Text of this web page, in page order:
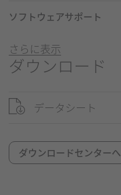
ソフトウェアサポート
さらに表示
ダウンロード
データシート
ダウンロードセンターへ